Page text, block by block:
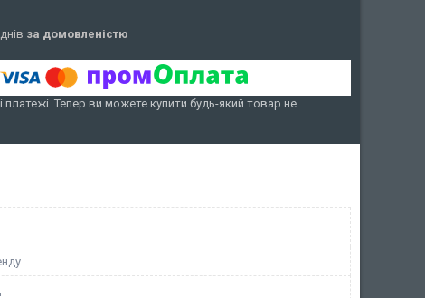
за домовленістю
платежі. Тепер ви можете купити будь-який товар не